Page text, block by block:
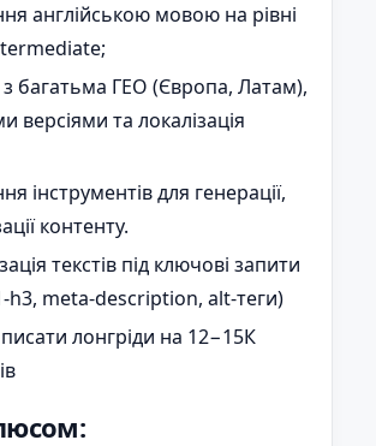
англійською мовою на рівні
багатьма ГЕО (Європа, Латам),
версіями та локалізація
інструментів для генерації,
контенту.
текстів під ключові запити
h3, meta-description, alt-теги)
лонгріди на 12−15К